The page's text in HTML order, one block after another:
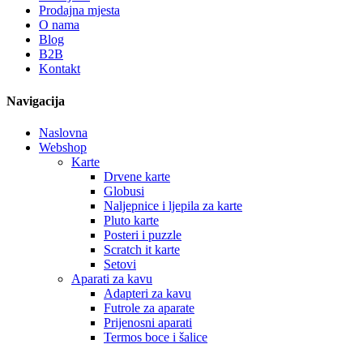
Prodajna mjesta
O nama
Blog
B2B
Kontakt
Navigacija
Naslovna
Webshop
Karte
Drvene karte
Globusi
Naljepnice i ljepila za karte
Pluto karte
Posteri i puzzle
Scratch it karte
Setovi
Aparati za kavu
Adapteri za kavu
Futrole za aparate
Prijenosni aparati
Termos boce i šalice